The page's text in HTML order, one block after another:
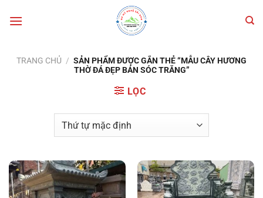
qua
TRANG CHỦ / SẢN PHẨM ĐƯỢC GẮN THẺ “MẪU CÂY HƯƠNG
THỜ ĐÁ ĐẸP BÁN SÓC TRĂNG”
LỌC